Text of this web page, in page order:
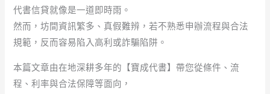
代書信貸就像是一道即時雨。
然而，坊間資訊繁多、真假難辨，若不熟悉申辦流程與合法
規範，反而容易陷入高利或詐騙陷阱。
本篇文章由在地深耕多年的【寶成代書】帶您從條件、流
程、利率與合法保障等面向，